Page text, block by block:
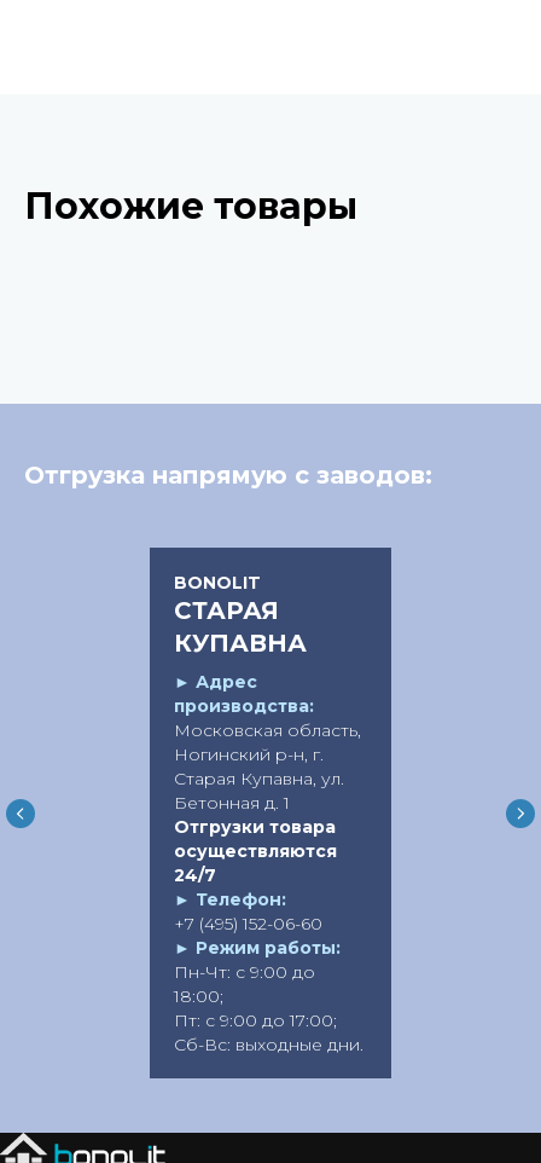
Похожие товары
Отгрузка напрямую с заводов:
BONOLIT
СТАРАЯ
КУПАВНА
► Адрес
производства:
Московская область,
Ногинский р-н, г.
Старая Купавна, ул.
Бетонная д. 1
Отгрузки товара
осуществляются
24/7
► Телефон:
+7 (495) 152-06-60
► Режим работы:
Пн-Чт: с 9:00 до
18:00;
Пт: с 9:00 до 17:00;
Сб-Вс: выходные дни.